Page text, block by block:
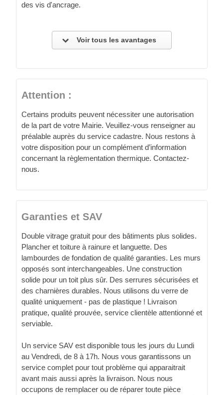
des vis d'ancrage.
Voir tous les avantages
Attention :
Certains produits peuvent nécessiter une autorisation
de la part de votre Mairie. Veuillez-vous renseigner au
préalable auprès du service cadastre. Nous restons à
votre disposition pour un complément d’information
concernant la règlementation thermique. Contactez-
nous.
Garanties et SAV
Double vitrage gratuit pour des bâtiments plus solides.
Plancher et toiture à rainure et languette. Des
lambourdes de fondation de qualité garanties. Les murs
opposés sont interchangeables. Une construction
solide pour un toit plus sûr. Des serrures sécurisées et
des charnières durables. Nous utilisons du verre de
qualité uniquement - pas de plastique ! Livraison
pratique, qualité prouvée, service clientèle attentionné et
serviable.
Un service SAV est disponible tous les jours du Lundi
au Vendredi, de 8 à 17h. Nous vous garantissons un
service complet pour tout problème qui apparaitrait
avant mais aussi après la livraison. Nous nous
occupons de remplacer ou de réparer toute pièce